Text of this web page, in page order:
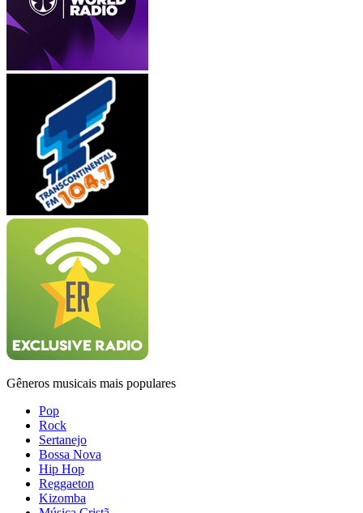
Gêneros musicais mais populares
Pop
Rock
Sertanejo
Bossa Nova
Hip Hop
Reggaeton
Kizomba